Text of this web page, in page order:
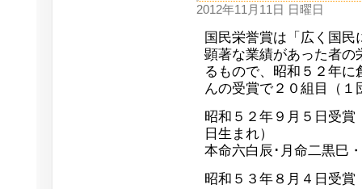
2012年11月11日 日曜日
国民栄誉賞は「広く国
顕著な業績があった者の
るもので、昭和５２年
んの受賞で２０組目（１
昭和５２年９月５日
日生まれ）
本命六白辰･月命二黒巳
昭和５３年８月４日